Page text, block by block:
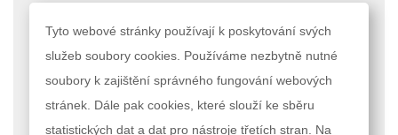
RYCHLÉ ODKAZY
MAPA STRÁNEK
VYHLEDÁVANÉ TERMÍNY
POKROČILÉ VYHLEDÁVÁNÍ
ÚČET
MŮJ ÚČET
STAV OBJEDNÁVKY
Tyto webové stránky používají k poskytování svých
služeb soubory cookies. Používáme nezbytně nutné
soubory k zajištění správného fungování webových
stránek. Dále pak cookies, které slouží ke sběru
statistických dat a dat pro nástroje třetích stran. Na